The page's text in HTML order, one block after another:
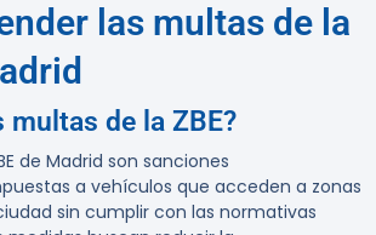
las multas de la
multas de la ZBE?
de Madrid son sanciones
a vehículos que acceden a zonas
sin cumplir con las normativas